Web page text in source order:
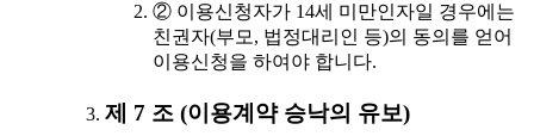
② 이용신청자가 14세 미만인자일 경우에는
친권자(부모, 법정대리인 등)의 동의를 얻어
이용신청을 하여야 합니다.
제 7 조 (이용계약 승낙의 유보)